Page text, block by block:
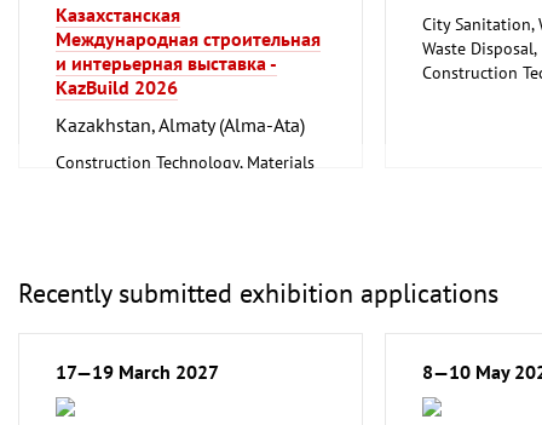
Казахстанская
Международная строительная
и интерьерная выставка -
KazBuild 2026
Kazakhstan, Almaty (Alma-Ata)
Construction Technology, Materials
City Sanitation,
Waste
Construction
Recently submitted exhibition applications
17—19 March 2027 8—10 May